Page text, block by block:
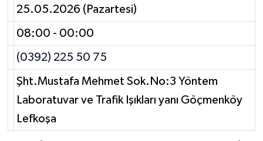
25.05.2026 (Pazartesi)
08:00 - 00:00
(0392) 225 50 75
Şht.Mustafa Mehmet Sok.No:3 Yöntem
Laboratuvar ve Trafik Işıkları yanı Göçmenköy
Lefkoşa